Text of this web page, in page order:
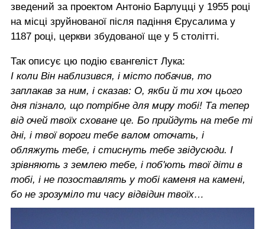
зведений за проектом Антоніо Барлуцці у 1955 році
на місці зруйнованої після падіння Єрусалима у
1187 році, церкви збудованої ще у 5 столітті.
Так описує цю подію євангеліст Лука:
І коли Він наблизився, і місто побачив, то
заплакав за ним, і сказав: О, якби й ти хоч цього
дня пізнало, що потрібне для миру тобі! Та тепер
від очей твоїх сховане це. Бо прийдуть на тебе ті
дні, і твої вороги тебе валом оточать, і
обляжуть тебе, і стиснуть тебе звідусюди. І
зрівняють з землею тебе, і поб'ють твої діти в
тобі, і не позоставлять у тобі каменя на камені,
бо не зрозуміло ти часу відвідин твоїх…